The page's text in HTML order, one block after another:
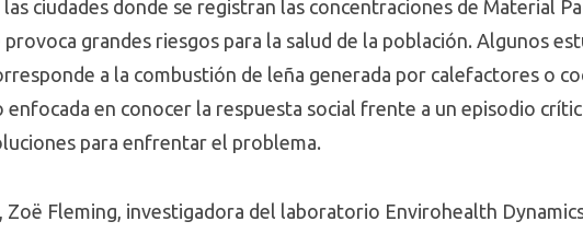
las ciudades donde se registran las concentraciones de Material
grandes riesgos para la salud de la población. Algunos
a la combustión de leña generada por calefactores o
enfocada en conocer la respuesta social frente a un episodio
para enfrentar el problema.
Zoë Fleming, investigadora del laboratorio Envirohealth